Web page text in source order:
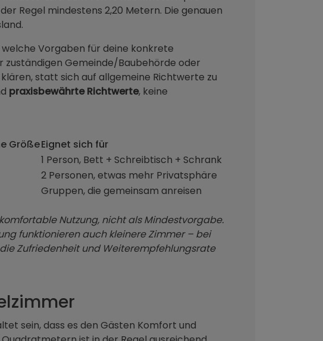
Regel mindestens 2,20 Metern. Die genauen
Vorgaben für deine konkrete
Gemeinde/Baubehörde oder
statt sich auf allgemeine Richtwerte zu
praxisbewährte Richtwerte, keine
GrößeEignet sich für
1 Person, Bett + Schreibtisch + Schrank
2 Personen, etwas mehr Privatsphäre
Gruppen, die gemeinsam anreisen
Nutzung, nicht als Mindestvorgabe.
funktionieren auch kleinere Zimmer – bei
Zufriedenheit und Weiterempfehlungsrate
sein, dass es den Gästen Komfort und